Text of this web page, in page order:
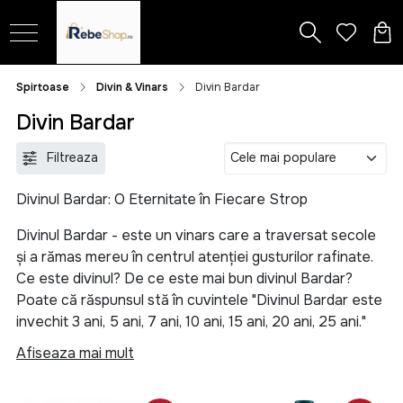
Spirtoase Divin & Vinars Divin Bardar
Divin Bardar
Filtreaza
Divinul Bardar: O Eternitate în Fiecare Strop
Divinul Bardar - este un vinars care a traversat secole
și a rămas mereu în centrul atenției gusturilor rafinate.
Ce este divinul? De ce este mai bun divinul Bardar?
Poate că răspunsul stă în cuvintele "Divinul Bardar este
invechit 3 ani, 5 ani, 7 ani, 10 ani, 15 ani, 20 ani, 25 ani."
Divinul, în sine, este un elixir prețios obținut din
Afiseaza mai mult